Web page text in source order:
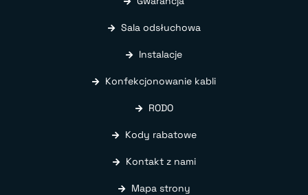
Sala odsłuchowa
Instalacje
Konfekcjonowanie kabli
RODO
Kody rabatowe
Kontakt z nami
Mapa strony